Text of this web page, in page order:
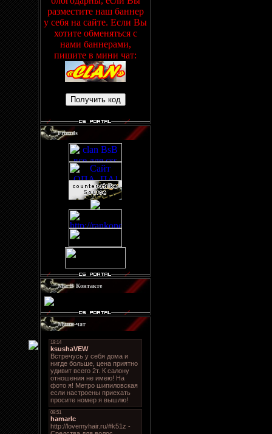
разместите наш баннер
у себя на сайте. Если Вы
хотите обменяться с
нами баннерами,
пишите в мини чат:
Friends
Мы В Контакте
Мини-чат